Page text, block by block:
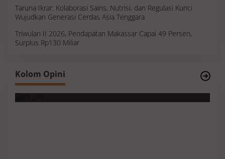
Taruna Ikrar: Kolaborasi Sains, Nutrisi, dan Regulasi Kunci
Wujudkan Generasi Cerdas Asia Tenggara
Triwulan II 2026, Pendapatan Makassar Capai 49 Persen,
Surplus Rp130 Miliar
Kolom Opini
Membaca Realitas